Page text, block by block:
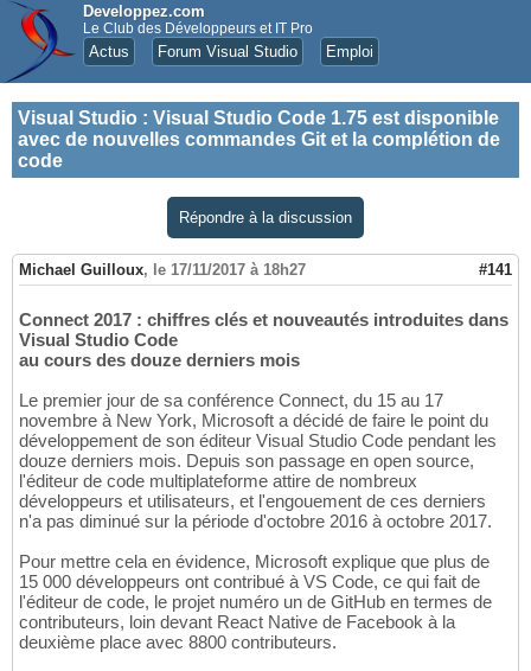
Developpez.com
Le Club des Développeurs et IT Pro
Actus Forum Visual Studio Emploi
Visual Studio : Visual Studio Code 1.75 est disponible
avec de nouvelles commandes Git et la complétion de
code
Répondre à la discussion
Michael Guilloux, le 17/11/2017 à 18h27 #141
Connect 2017 : chiffres clés et nouveautés introduites dans
Visual Studio Code
au cours des douze derniers mois
Le premier jour de sa conférence Connect, du 15 au 17
novembre à New York, Microsoft a décidé de faire le point du
développement de son éditeur Visual Studio Code pendant les
douze derniers mois. Depuis son passage en open source,
l'éditeur de code multiplateforme attire de nombreux
développeurs et utilisateurs, et l'engouement de ces derniers
n'a pas diminué sur la période d'octobre 2016 à octobre 2017.
Pour mettre cela en évidence, Microsoft explique que plus de
15 000 développeurs ont contribué à VS Code, ce qui fait de
l'éditeur de code, le projet numéro un de GitHub en termes de
contributeurs, loin devant React Native de Facebook à la
deuxième place avec 8800 contributeurs.